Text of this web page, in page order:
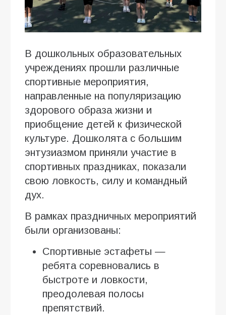
В дошкольных образовательных
учреждениях прошли различные
спортивные мероприятия,
направленные на популяризацию
здорового образа жизни и
приобщение детей к физической
культуре. Дошколята с большим
энтузиазмом приняли участие в
спортивных праздниках, показали
свою ловкость, силу и командный
дух.
В рамках праздничных мероприятий
были организованы:
Спортивные эстафеты —
ребята соревновались в
быстроте и ловкости,
преодолевая полосы
препятствий.